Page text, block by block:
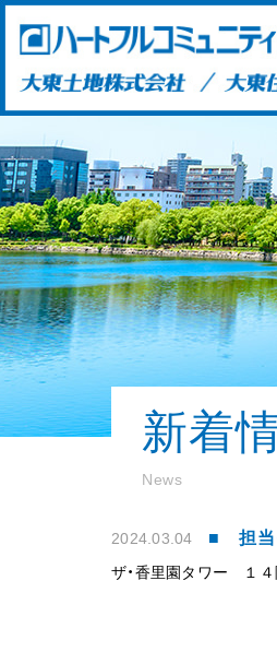
新着
News
2024.03.04 ■ 担当
ザ・香里園タワー １